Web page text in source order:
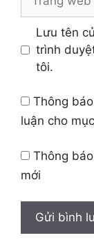
web
Lưu tên
trình
tôi.
Thông
luận cho
Thông
mới